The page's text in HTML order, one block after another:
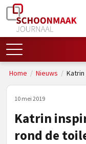
Home / Nieuws /
10 mei 2019
Katrin
rond de